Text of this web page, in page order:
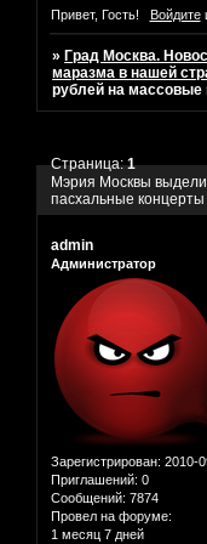
Привет, Гость! Войдите
» Град Москва.
маразма в нашей
рублей на
Мэрия Москвы
пасхальные
Страница:1
admin
Администратор
Зарегистрирован: 2010-
Приглашений: 0
Сообщений: 7874
Провел на форуме:
1 месяц 7 дней